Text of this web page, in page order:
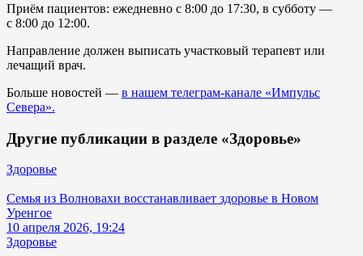
Приём пациентов: ежедневно с 8:00 до 17:30, в субботу —
с 8:00 до 12:00.
Направление должен выписать участковый терапевт или
лечащий врач.
Больше новостей — в нашем телеграм-канале «Импульс
Севера».
Другие публикации в разделе «Здоровье»
Здоровье
Семья из Волновахи восстанавливает здоровье в Новом
Уренгое
10 апреля 2026, 19:24
Здоровье